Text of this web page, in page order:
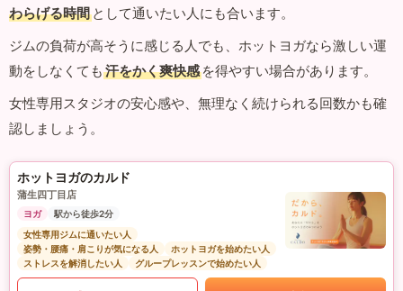
わらげる時間 として通いたい人にも合います。
ジムの負荷が高そうに感じる人でも、ホットヨガなら激しい運
動をしなくても 汗をかく爽快感 を得やすい場合があります。
女性専用スタジオの安心感や、無理なく続けられる回数かも確
認しましょう。
ホットヨガのカルド
蒲生四丁目店
ヨガ
駅から徒歩2分
女性専用ジムに通いたい人
姿勢・腰痛・肩こりが気になる人
ホットヨガを始めたい人
ストレスを解消したい人
グループレッスンで始めたい人